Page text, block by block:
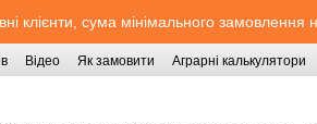
клієнти, сума мінімального замовлення
Відео Як замовити Аграрні калькулятори